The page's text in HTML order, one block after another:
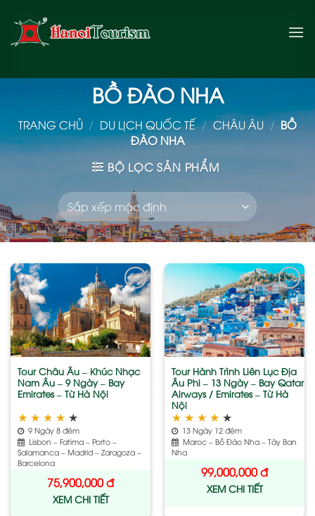
qua
BỒ ĐÀO NHA
TRANG CHỦ / DU LỊCH QUỐC TẾ / CHÂU ÂU / BỒ
ĐÀO NHA
BỘ LỌC SẢN PHẨM
Add
to
wishlist
Tour Châu Âu – Khúc Nhạc
Nam Âu – 9 Ngày – Bay
Emirates – Từ Hà Nội
★ ★ ★ ★ ★
9 Ngày 8 đêm
Lisbon – Fatima – Porto –
Salamanca – Madrid – Zaragoza –
Barcelona
75,900,000đ
XEM CHI TIẾT
Add
to
wishlist
Tour Hành Trình Liên Lục Địa
Âu Phi – 13 Ngày – Bay Qatar
Airways / Emirates – Từ Hà
Nội
★ ★ ★ ★ ★
13 Ngày 12 đêm
Maroc – Bồ Đào Nha – Tây Ban
Nha
99,000,000đ
XEM CHI TIẾT